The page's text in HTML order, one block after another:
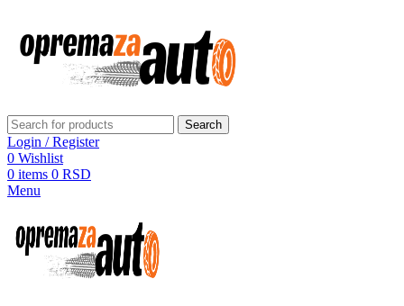
Search
Login / Register
0 Wishlist
0 items 0 RSD
Menu